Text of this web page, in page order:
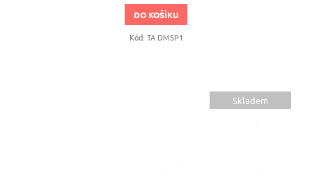
DO KOŠÍKU
Kód: TA DMSP1
Skladem